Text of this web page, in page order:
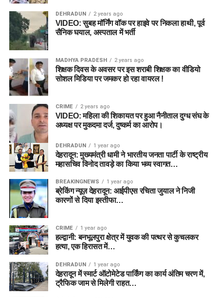
DEHRADUN 2 years ago
VIDEO: सुबह मॉर्निंग वॉक पर हाइवे पर निकला हाथी, पूर्व
सैनिक घयाल, अस्पताल में भर्ती
MADHYA PRADESH 2 years ago
शिक्षक दिवस के अवसर पर इस शराबी शिक्षक का वीडियो
सोशल मिडिया पर जमकर हो रहा वायरल !
CRIME 2 years ago
VIDEO: महिला की शिकायत पर हुआ नैनीताल दुग्ध संघ के
अध्यक्ष पर मुकदमा दर्ज, दुष्कर्म का आरोप।
DEHRADUN 1 year ago
देहरादून: मुख्यमंत्री धामी ने भारतीय जनता पार्टी के राष्ट्रीय
महासचिव विनोद तावड़े का किया भव्य स्वागत…
BREAKINGNEWS 1 year ago
ब्रेकिंग न्यूज़ देहरादून: आईपीएस रचिता जुयाल ने निजी
कारणों से दिया इस्तीफा…
CRIME 1 year ago
हल्द्वानी: बनभूलपुरा क्षेत्र में युवक की पत्थर से कुचलकर
हत्या, एक हिरासत में…
DEHRADUN 1 year ago
देहरादून में स्मार्ट ऑटोमेटेड पार्किंग का कार्य अंतिम चरण में,
ट्रैफिक जाम से मिलेगी राहत…